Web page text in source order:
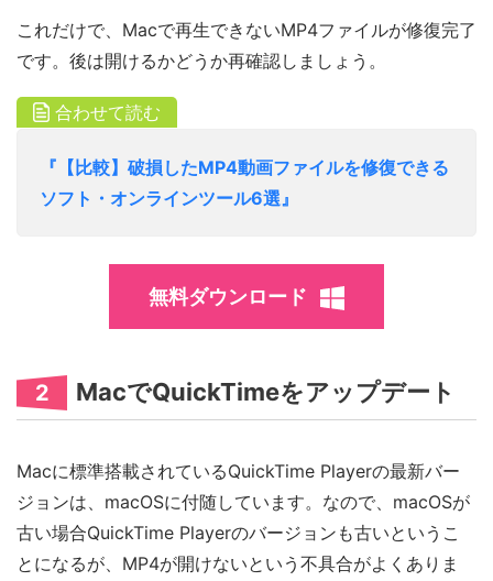
これだけで、Macで再生できないMP4ファイルが修復完了
です。後は開けるかどうか再確認しましょう。
合わせて読む
『【比較】破損したMP4動画ファイルを修復できる
ソフト・オンラインツール6選』
無料ダウンロード
2 MacでQuickTimeをアップデート
Macに標準搭載されているQuickTime Playerの最新バー
ジョンは、macOSに付随しています。なので、macOSが
古い場合QuickTime Playerのバージョンも古いというこ
とになるが、MP4が開けないという不具合がよくありま